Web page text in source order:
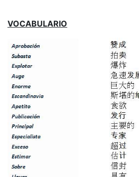
VOCABULARIO